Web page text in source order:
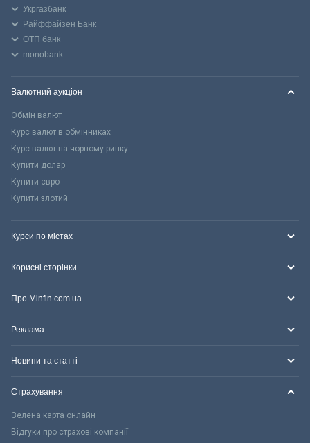
Укргазбанк
Райффайзен Банк
ОТП банк
monobank
Валютний аукціон
Обмін валют
Курс валют в обмінниках
Курс валют на чорному ринку
Купити долар
Купити євро
Купити злотий
Курси по містах
Корисні сторінки
Про Minfin.com.ua
Реклама
Новини та статті
Страхування
Зелена карта онлайн
Відгуки про страхові компанії